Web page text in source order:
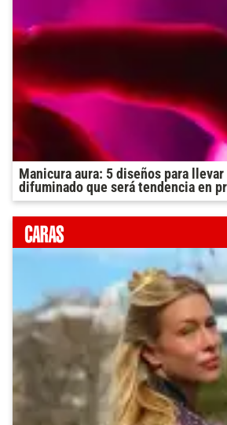
Manicura aura: 5 diseños para
difuminado que será tendencia en